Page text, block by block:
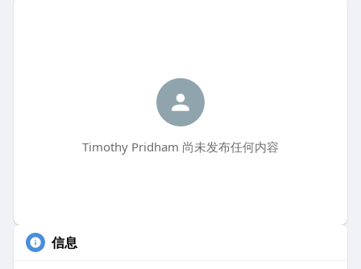
Timothy Pridham 尚未发布任何内容
信息